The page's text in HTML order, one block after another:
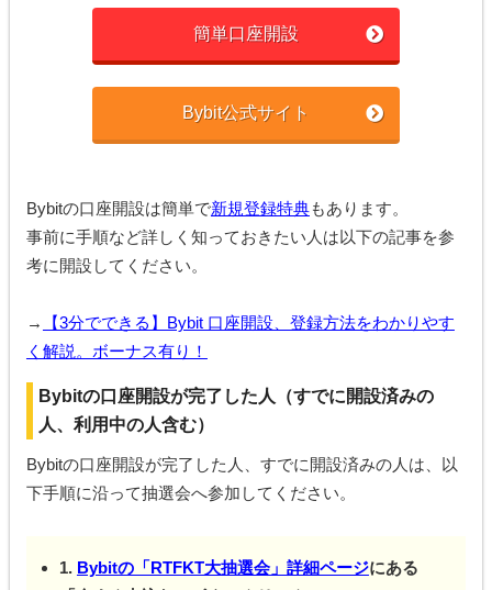
簡単口座開設
Bybit公式サイト
Bybitの口座開設は簡単で新規登録特典もあります。
事前に手順など詳しく知っておきたい人は以下の記事を参
考に開設してください。
→
【3分でできる】Bybit 口座開設、登録方法をわかりやす
く解説。ボーナス有り！
Bybitの口座開設が完了した人（すでに開設済みの
人、利用中の人含む）
Bybitの口座開設が完了した人、すでに開設済みの人は、以
下手順に沿って抽選会へ参加してください。
1. Bybitの「RTFKT大抽選会」詳細ページにある